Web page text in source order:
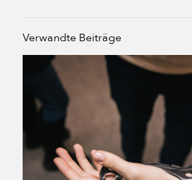
Verwandte Beiträge